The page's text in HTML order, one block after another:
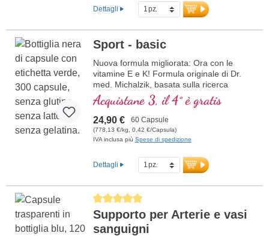
Dettagli
Sport - basic
Nuova formula migliorata: Ora con le
vitamine E e K! Formula originale di Dr.
med. Michalzik, basata sulla ricerca
scientifica più avanzata. Vitamine B 2, 6,
12 e acido folico in forma bioattiva.
Acquistane 3, il 4° è gratis
24,90 € 60 Capsule
(778,13 €/kg, 0,42 €/Capsula)
IVA inclusa più Spese di spedizione
Dettagli
Average rating of 5 out of 5 stars
Supporto per Arterie e vasi
sanguigni